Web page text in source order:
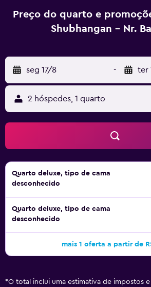
Preço do quarto e
Shubhangan - Nr.
seg 17/8 - ter
2 hóspedes, 1 quarto
Quarto deluxe, tipo de cama
desconhecido
Quarto deluxe, tipo de cama
desconhecido
mais 1 oferta a partir de
*O total inclui uma estimativa de impostos e